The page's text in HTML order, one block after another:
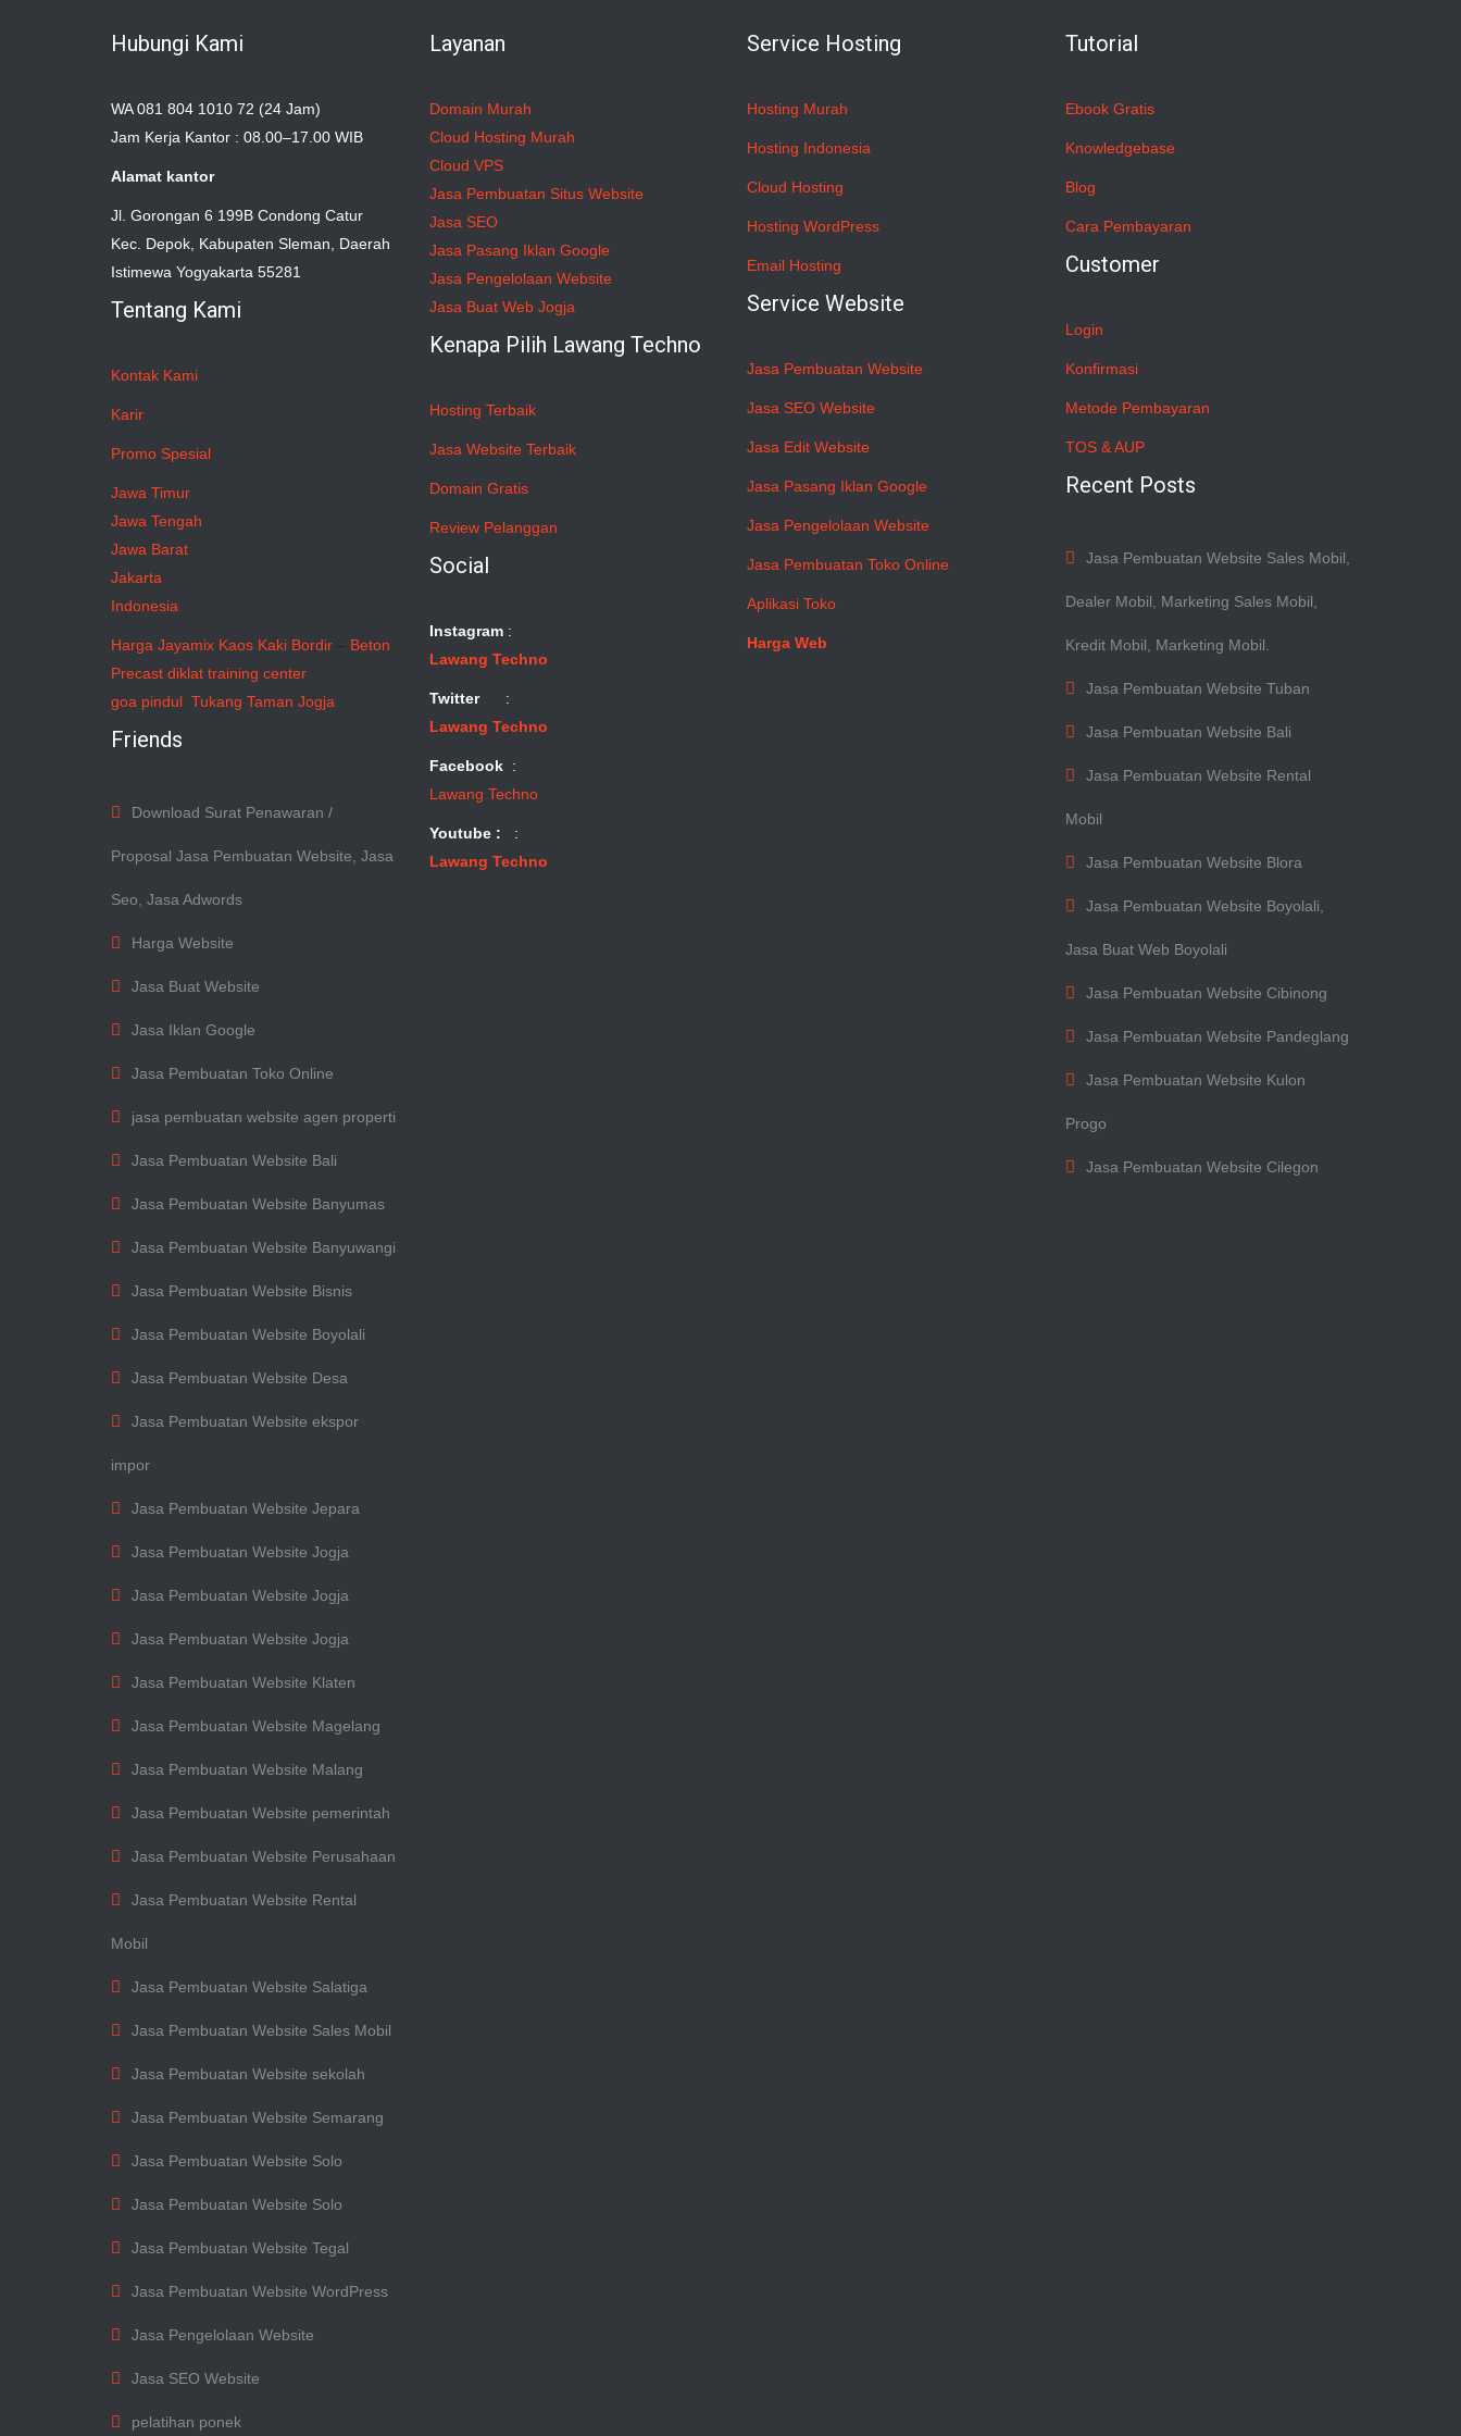
Hubungi Kami
WA 081 804 1010 72 (24 Jam)
Jam Kerja Kantor : 08.00–17.00 WIB
Alamat kantor
Jl. Gorongan 6 199B Condong Catur
Kec. Depok, Kabupaten Sleman, Daerah
Istimewa Yogyakarta 55281
Tentang Kami
Kontak Kami
Karir
Promo Spesial
Jawa Timur
Jawa Tengah
Jawa Barat
Jakarta
Indonesia
Harga Jayamix Kaos Kaki Bordir – Beton
Precast diklat training center
goa pindul Tukang Taman Jogja
Friends
Download Surat Penawaran /
Proposal Jasa Pembuatan Website, Jasa
Seo, Jasa Adwords
Harga Website
Jasa Buat Website
Jasa Iklan Google
Jasa Pembuatan Toko Online
jasa pembuatan website agen properti
Jasa Pembuatan Website Bali
Jasa Pembuatan Website Banyumas
Jasa Pembuatan Website Banyuwangi
Jasa Pembuatan Website Bisnis
Jasa Pembuatan Website Boyolali
Jasa Pembuatan Website Desa
Jasa Pembuatan Website ekspor
impor
Jasa Pembuatan Website Jepara
Jasa Pembuatan Website Jogja
Jasa Pembuatan Website Jogja
Jasa Pembuatan Website Jogja
Jasa Pembuatan Website Klaten
Jasa Pembuatan Website Magelang
Jasa Pembuatan Website Malang
Jasa Pembuatan Website pemerintah
Jasa Pembuatan Website Perusahaan
Jasa Pembuatan Website Rental
Mobil
Jasa Pembuatan Website Salatiga
Jasa Pembuatan Website Sales Mobil
Jasa Pembuatan Website sekolah
Jasa Pembuatan Website Semarang
Jasa Pembuatan Website Solo
Jasa Pembuatan Website Solo
Jasa Pembuatan Website Tegal
Jasa Pembuatan Website WordPress
Jasa Pengelolaan Website
Jasa SEO Website
pelatihan ponek
Layanan
Domain Murah
Cloud Hosting Murah
Cloud VPS
Jasa Pembuatan Situs Website
Jasa SEO
Jasa Pasang Iklan Google
Jasa Pengelolaan Website
Jasa Buat Web Jogja
Kenapa Pilih Lawang Techno
Hosting Terbaik
Jasa Website Terbaik
Domain Gratis
Review Pelanggan
Social
Instagram:
Lawang Techno
Twitter:
Lawang Techno
Facebook:
Lawang Techno
Youtube :
:
Lawang Techno
Service Hosting
Hosting Murah
Hosting Indonesia
Cloud Hosting
Hosting WordPress
Email Hosting
Service Website
Jasa Pembuatan Website
Jasa SEO Website
Jasa Edit Website
Jasa Pasang Iklan Google
Jasa Pengelolaan Website
Jasa Pembuatan Toko Online
Aplikasi Toko
Harga Web
Tutorial
Ebook Gratis
Knowledgebase
Blog
Cara Pembayaran
Customer
Login
Konfirmasi
Metode Pembayaran
TOS & AUP
Recent Posts
Jasa Pembuatan Website Sales Mobil,
Dealer Mobil, Marketing Sales Mobil,
Kredit Mobil, Marketing Mobil.
Jasa Pembuatan Website Tuban
Jasa Pembuatan Website Bali
Jasa Pembuatan Website Rental
Mobil
Jasa Pembuatan Website Blora
Jasa Pembuatan Website Boyolali,
Jasa Buat Web Boyolali
Jasa Pembuatan Website Cibinong
Jasa Pembuatan Website Pandeglang
Jasa Pembuatan Website Kulon
Progo
Jasa Pembuatan Website Cilegon